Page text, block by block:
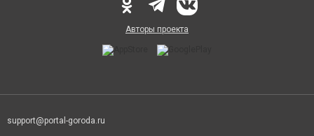
Авторы проекта
support@portal-goroda.ru